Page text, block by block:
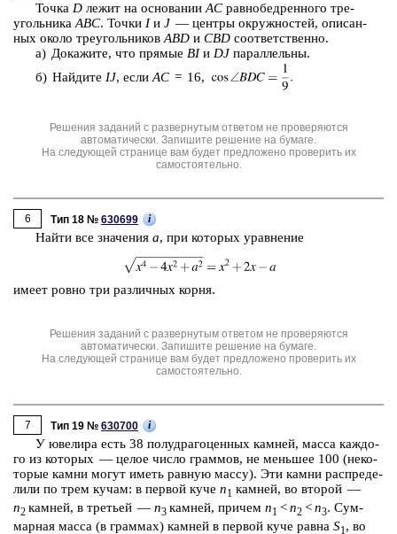
Точка D лежит на ос­но­ва­нииAC рав­но­бед­рен­но­го тре­
уголь­ни­каABC. Точки Iи J — цен­тры окруж­но­стей, опи­сан­
ных около тре­уголь­ни­ковABD и CBD со­от­вет­ствен­но.
а) До­ка­жи­те, что пря­мые BIи DJ па­рал­лель­ны.
б) Най­ди­те IJ, если AC = 16,
Решения заданий с развернутым ответом не проверяются
автоматически. Запишите решение на бумаге.
На следующей странице вам будет предложено проверить их
самостоятельно.
6 Тип 18 № 630699 i
Найти все зна­че­ния a, при ко­то­рых урав­не­ние
имеет ровно три раз­лич­ных корня.
Решения заданий с развернутым ответом не проверяются
автоматически. Запишите решение на бумаге.
На следующей странице вам будет предложено проверить их
самостоятельно.
7 Тип 19 № 630700 i
У юве­ли­ра есть 38 по­лу­дра­го­цен­ных кам­ней, масса каж­до­
го из ко­то­рых — целое число грам­мов, не мень­шее 100 (не­ко­
то­рые камни могут иметь рав­ную массу). Эти камни рас­пре­де­
ли­ли по трем кучам: в пер­вой куче n1 кам­ней, во вто­рой —
n2 кам­ней, в тре­тьей — n3 кам­ней, при­чем n1 <n2 <n3. Сум­
мар­ная масса (в грам­мах) кам­ней в пер­вой куче равна S1, во